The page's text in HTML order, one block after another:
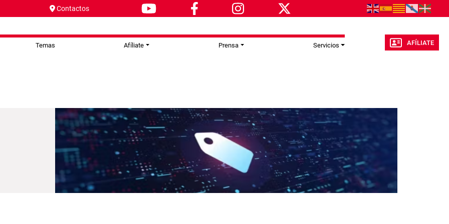
Contactos
Temas Afíliate Prensa Servicios AFÍLIATE